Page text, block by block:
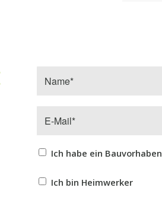
Ich habe ein Bauvorhaben
Ich bin Heimwerker